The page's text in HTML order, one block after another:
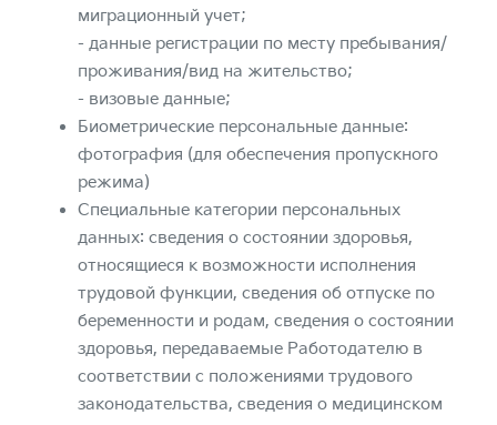
миграционный учет;
- данные регистрации по месту пребывания/
проживания/вид на жительство;
- визовые данные;
Биометрические персональные данные:
фотография (для обеспечения пропускного
режима)
Специальные категории персональных
данных: сведения о состоянии здоровья,
относящиеся к возможности исполнения
трудовой функции, сведения об отпуске по
беременности и родам, сведения о состоянии
здоровья, передаваемые Работодателю в
соответствии с положениями трудового
законодательства, сведения о медицинском